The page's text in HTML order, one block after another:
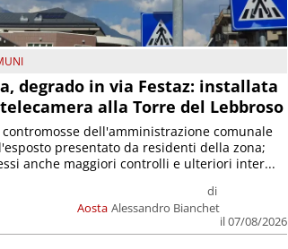
degrado in via Festaz: installata
alla Torre del Lebbroso
Aosta
di
Alessandro Bianchet
il 07/08/2026
contromosse dell'amministrazione comunale
presentato da residenti della zona;
anche maggiori controlli e ulteriori inter...